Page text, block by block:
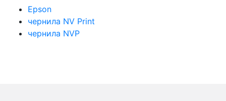
Epson
чернила NV Print
чернила NVP